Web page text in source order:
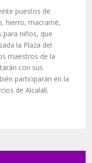
puestos de
hierro, macramé,
para niños, que
la Plaza del
maestros de la
con sus
participarán en la
de Alcalalí.